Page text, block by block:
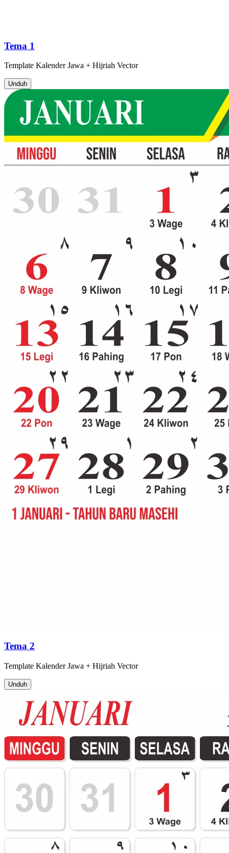
Tema 1
Template Kalender Jawa + Hijriah Vector
Unduh
Tema 2
Template Kalender Jawa + Hijriah Vector
Unduh